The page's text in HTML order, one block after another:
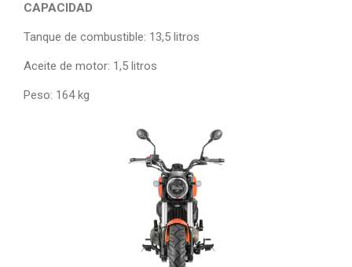
CAPACIDAD
Tanque de combustible: 13,5 litros
Aceite de motor: 1,5 litros
Peso: 164 kg